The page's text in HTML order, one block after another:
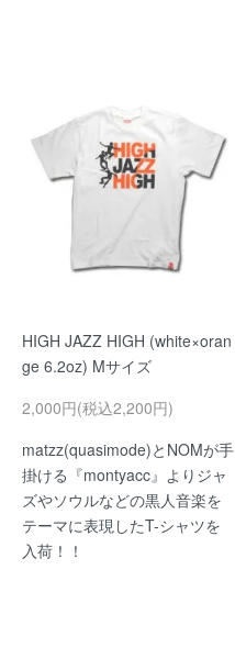
HIGH JAZZ HIGH (white×oran
ge 6.2oz) Mサイズ
2,000円(税込2,200円)
matzz(quasimode)とNOMが手
掛ける『montyacc』よりジャ
ズやソウルなどの黒人音楽を
テーマに表現したT-シャツを
入荷！！